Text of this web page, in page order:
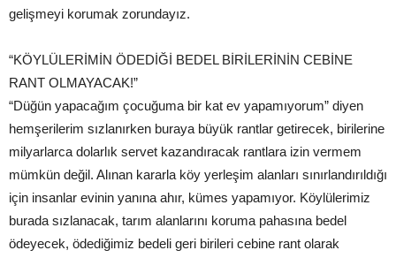
gelişmeyi korumak zorundayız.
“KÖYLÜLERİMİN ÖDEDİĞİ BEDEL BİRİLERİNİN CEBİNE
RANT OLMAYACAK!”
“Düğün yapacağım çocuğuma bir kat ev yapamıyorum” diyen
hemşerilerim sızlanırken buraya büyük rantlar getirecek, birilerine
milyarlarca dolarlık servet kazandıracak rantlara izin vermem
mümkün değil. Alınan kararla köy yerleşim alanları sınırlandırıldığı
için insanlar evinin yanına ahır, kümes yapamıyor. Köylülerimiz
burada sızlanacak, tarım alanlarını koruma pahasına bedel
ödeyecek, ödediğimiz bedeli geri birileri cebine rant olarak